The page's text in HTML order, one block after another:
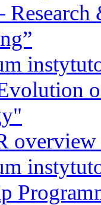
overview